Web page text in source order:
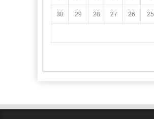
25
26
27
28
29
30